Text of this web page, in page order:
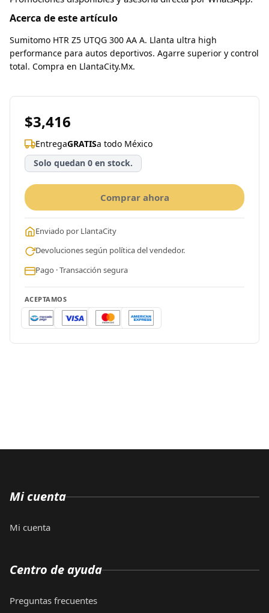
Acerca de este artículo
Sumitomo HTR Z5 UTQG 300 AA A. Llanta ultra high
performance para autos deportivos. Agarre superior y control
total. Compra en LlantaCity.Mx.
$3,416
EntregaGRATISa todo México
Solo quedan 0 en stock.
Comprar ahora
Enviado por LlantaCity
Devoluciones según política del vendedor.
Pago · Transacción segura
ACEPTAMOS
Mi cuenta
Mi cuenta
Centro de ayuda
Preguntas frecuentes